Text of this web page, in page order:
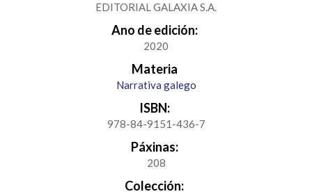
EDITORIAL GALAXIA S.A.
Ano de edición:
2020
Materia
Narrativa galego
ISBN:
978-84-9151-436-7
Páxinas:
208
Colección: